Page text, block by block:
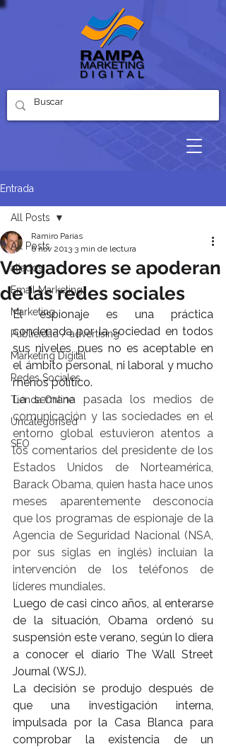
Entrada
All Posts
aliados
Email Marketing
Marketing
Publicidad / advertising
Marketing Digital
Redes Sociales
Tienda Online
Uncategorised
SEO
All Posts
Vengadores se apoderan
de las redes sociales
Ramiro Parias
6 nov 2013 3 min de lectura
El espionaje es una práctica
condenada por la sociedad en todos
sus niveles, pues no es aceptable en
el ámbito personal, ni laboral y mucho
menos político.
La semana pasada los medios de
comunicación y las sociedades en el
entorno global estuvieron atentos a
los comentarios del presidente de los
Estados Unidos de Norteamérica,
Barack Obama, quien hasta hace unos
meses aparentemente desconocía
que los programas de espionaje de la
Agencia de Seguridad Nacional (NSA,
por sus siglas en inglés) incluían la
intervención de los teléfonos de
líderes mundiales.
Luego de casi cinco años, al enterarse
de la situación, Obama ordenó su
suspensión este verano, según lo diera
a conocer el diario The Wall Street
Journal (WSJ).
La decisión se produjo después de
que una investigación interna,
impulsada por la Casa Blanca para
comprobar la existencia de un